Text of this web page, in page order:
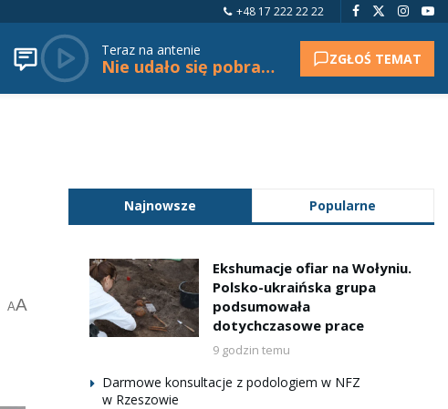
+48 17 222 22 22
Teraz na antenie
Nie udało się pobrać tytułu. ZGŁOŚ TEMAT
AA
Najnowsze Popularne
Ekshumacje ofiar na Wołyniu.
Polsko-ukraińska grupa
podsumowała
dotychczasowe prace
9 godzin temu
Darmowe konsultacje z podologiem w NFZ
w Rzeszowie